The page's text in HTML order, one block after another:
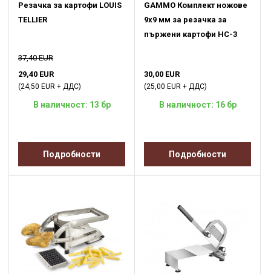
Резачка за картофи LOUIS
TELLIER
37,40 EUR
29,40 EUR
(24,50 EUR + ДДС)
В наличност: 13 бр
Подробности
GAMMO Комплект ножове
9x9 мм за резачка за
пържени картофи HC-3
30,00 EUR
(25,00 EUR + ДДС)
В наличност: 16 бр
Подробности